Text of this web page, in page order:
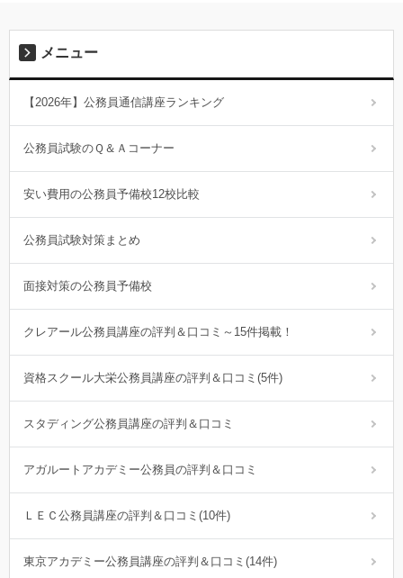
メニュー
【2026年】公務員通信講座ランキング
公務員試験のＱ＆Ａコーナー
安い費用の公務員予備校12校比較
公務員試験対策まとめ
面接対策の公務員予備校
クレアール公務員講座の評判＆口コミ～15件掲載！
資格スクール大栄公務員講座の評判＆口コミ(5件)
スタディング公務員講座の評判＆口コミ
アガルートアカデミー公務員の評判＆口コミ
ＬＥＣ公務員講座の評判＆口コミ(10件)
東京アカデミー公務員講座の評判＆口コミ(14件)